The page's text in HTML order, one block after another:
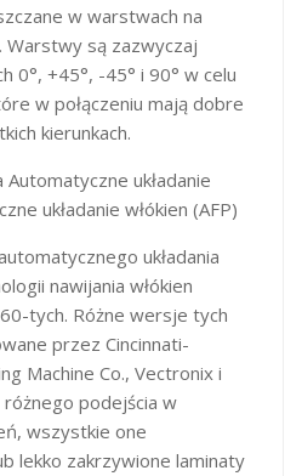
w warstwach na
Warstwy są zazwyczaj
0°, +45°, -45° i 90° w celu
w połączeniu mają dobre
kierunkach.
układanie
układanie włókien (AFP)
układania
nawijania włókien
tych. Różne wersje tych
przez Cincinnati-
Machine Co., Vectronix i
podejścia w
wszystkie one
lekko zakrzywione laminaty